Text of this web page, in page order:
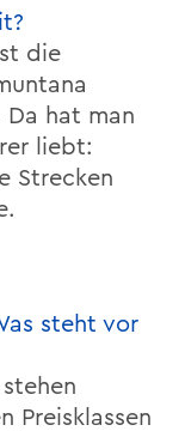
die
hat man
liebt:
Strecken
steht vor
Preisklassen